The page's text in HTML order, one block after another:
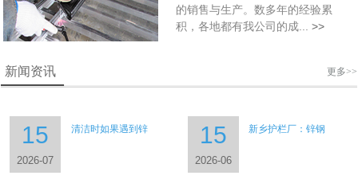
的销售与生产。数多年的经验累
积，各地都有我公司的成... >>
新闻资讯 更多>>
15
2026-07
清洁时如果遇到锌 15
2026-06
新乡护栏厂：锌钢